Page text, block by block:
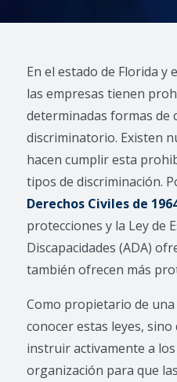
En el estado de Florida y
las empresas tienen
determinadas formas de
discriminatorio. Existen
hacen cumplir esta
tipos de discriminación.
Derechos Civiles de
protecciones y la Ley de
Discapacidades (ADA)
también ofrecen más
Como propietario de
conocer estas leyes,
instruir activamente a
organización para que